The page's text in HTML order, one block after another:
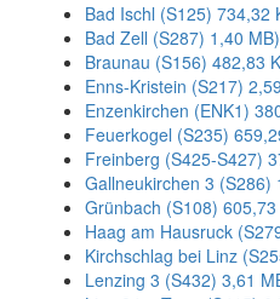
Bad Ischl (S125) 734,32
Bad Zell (S287) 1,40 MB)
Braunau (S156) 482,83
Enns-Kristein (S217)
Enzenkirchen (ENK1)
Feuerkogel (S235)
Freinberg (S425-S427)
Gallneukirchen 3 (S286)
Grünbach (S108) 605,73
Haag am Hausruck
Kirchschlag bei Linz
Lenzing 3 (S432) 3,61